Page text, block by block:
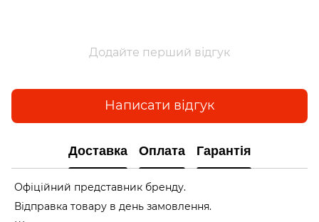
Додайте перший відгук
Написати відгук
Доставка Оплата Гарантія
Офіційний представник бренду.
Відправка товару в день замовлення.